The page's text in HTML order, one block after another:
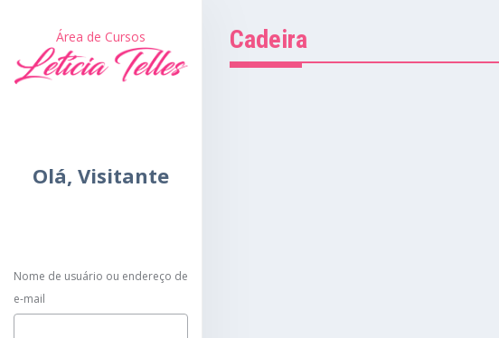
Área de Cursos
Olá, Visitante
Nome de usuário ou endereço de
e-mail
Cadeira